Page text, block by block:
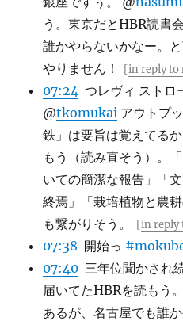
う。東京だとHBR読書
誰かやらないかなー。
やりません！
[in reply to
07:24 つレヴィ ストロ
@tkomukai アウトプ
鉄」は要旨は覚えてる
もう（読み直そう）。
いての簡潔な報告」「
終焉」「栽培植物と農
も繋がりそう。
[in reply
07:38 開始っ
07:40 三年位聞かされ
届いてたHBRを読もう
あるが、名古屋でも誰